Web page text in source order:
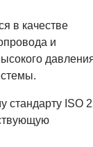
в качестве
и
стандарту ISO